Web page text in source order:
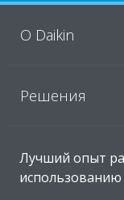
O Daikin
Решения
Помощь
Лучший опыт